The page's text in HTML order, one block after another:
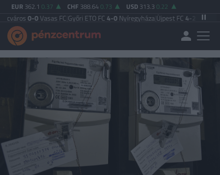
EUR 362.1 0.37 CHF 388.64 0.73 USD 313.3 0.22
Vasas FC|Győri ETO FC4-0Nyíregyháza|Újpest FC4-2Debreceni VSC|